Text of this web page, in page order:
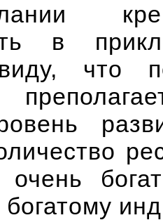
в
что
очень